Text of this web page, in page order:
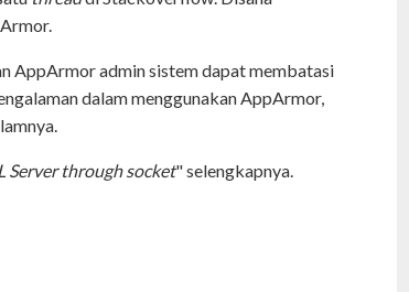
AppArmor admin sistem dapat membatasi
dalam menggunakan AppArmor,
Server through socket" selengkapnya.